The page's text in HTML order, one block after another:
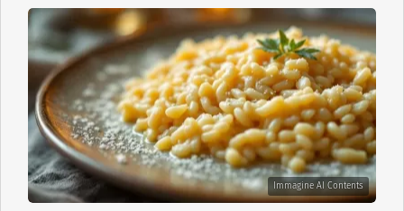
Immagine AI Contents